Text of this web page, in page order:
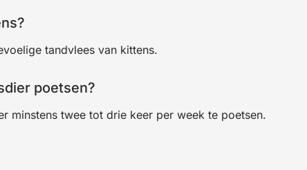
tandvlees van kittens.
poetsen?
minstens twee tot drie keer per week te poetsen.